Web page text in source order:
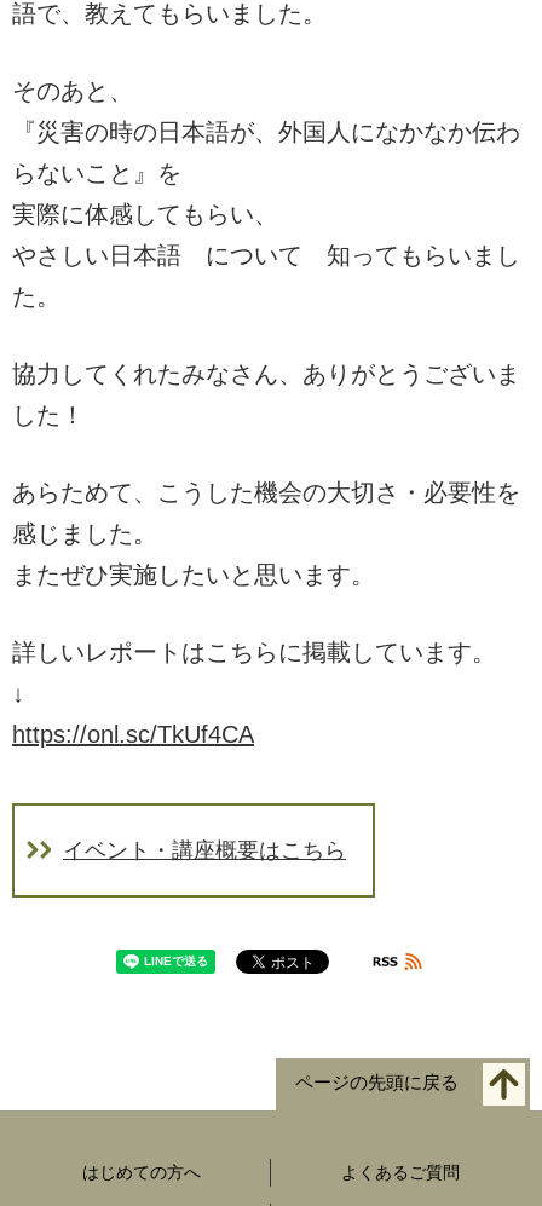
語で、教えてもらいました。
そのあと、
『災害の時の日本語が、外国人になかなか伝わ
らないこと』を
実際に体感してもらい、
やさしい日本語 について 知ってもらいまし
た。
協力してくれたみなさん、ありがとうございま
した！
あらためて、こうした機会の大切さ・必要性を
感じました。
またぜひ実施したいと思います。
詳しいレポートはこちらに掲載しています。
↓
https://onl.sc/TkUf4CA
イベント・講座概要はこちら
ページの先頭に戻る
はじめての方へ よくあるご質問